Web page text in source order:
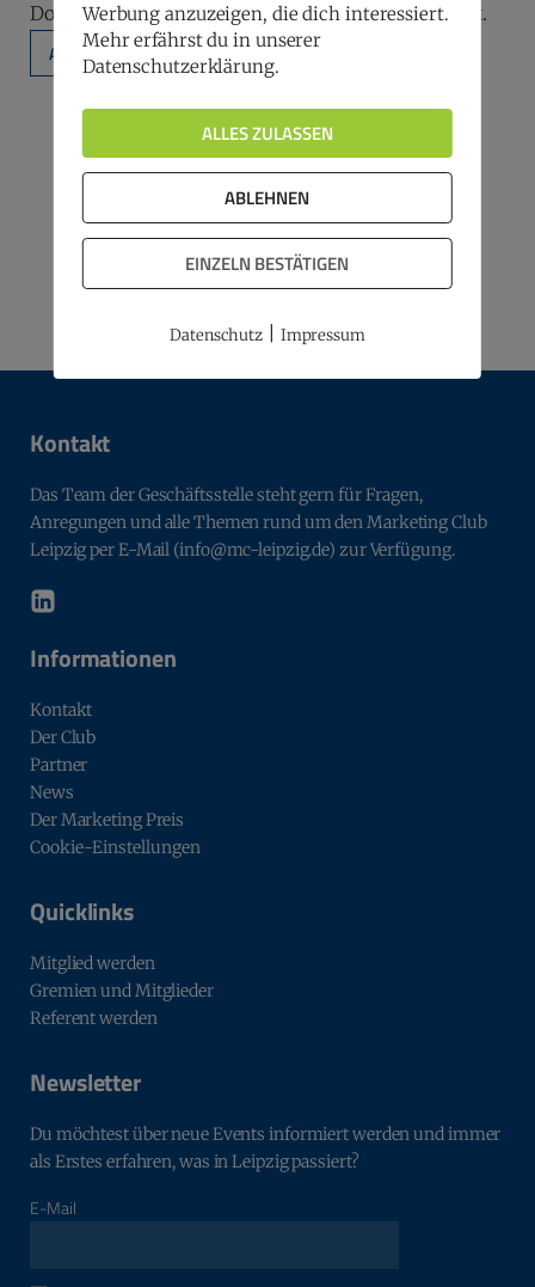
Donnerstag, 28. August, in der Kuppel der LVZ statt.
ALLE INFORMATIONEN
Beitrag teilen
Kontakt
Das Team der Geschäftsstelle steht gern für Fragen,
Anregungen und alle Themen rund um den Marketing Club
Leipzig per E-Mail (info@mc-leipzig.de) zur Verfügung.
Informationen
Kontakt
Der Club
Partner
News
Der Marketing Preis
Cookie-Einstellungen
Quicklinks
Mitglied werden
Gremien und Mitglieder
Referent werden
Newsletter
Du möchtest über neue Events informiert werden und immer
als Erstes erfahren, was in Leipzig passiert?
E-Mail
Werbung anzuzeigen, die dich interessiert.
Mehr erfährst du in unserer
Datenschutzerklärung.
ALLES ZULASSEN
ABLEHNEN
EINZELN BESTÄTIGEN
Datenschutz Impressum